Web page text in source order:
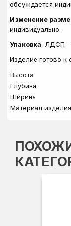
обсуждается
Изменение
индивидуально.
Упаковка: ЛДСП -
Изделие готово к
Высота
Глубина
Ширина
Материал изделия